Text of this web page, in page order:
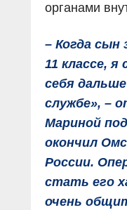
органами
– Когда сын
11 классе,
себя
службе», –
Мариной
окончил
России.
стать его
очень